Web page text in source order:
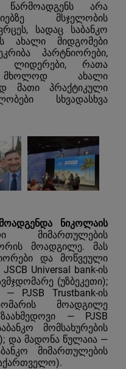
წარმოადგენს არა
მსჯელობის
სადაც საბანკო
ახალი მიდგომები
პარტნიორები,
ლიდერები, რათა
ახალი
მათი პრაქტიკული
სხვადასხვა
ნიკოლაის
მიმართულების
მოადგილე. მას
და მოწვეული
JSCB Universal bank-ის
(უზბეკეთი);
— PJSB Trustbank-ის
მოადგილე
— PJSB
მომსახურების
და მადონა წულაია —
მიმართულების